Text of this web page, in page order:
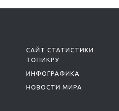
САЙТ СТАТИСТИКИ
ТОПИКРУ
ИНФОГРАФИКА
НОВОСТИ МИРА